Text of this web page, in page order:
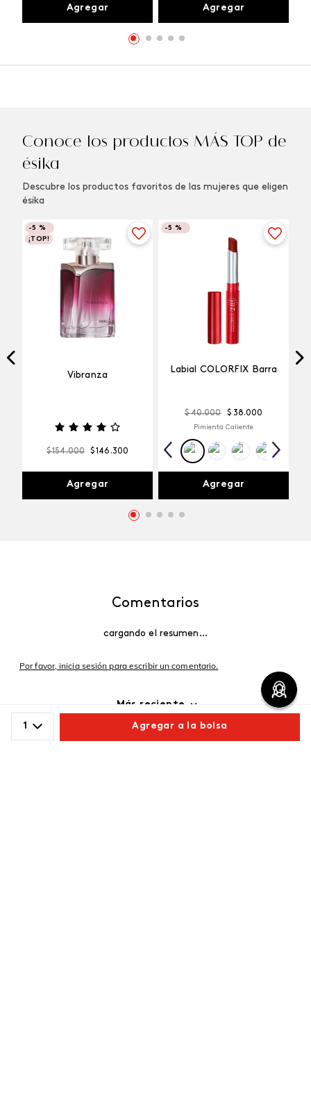
1 Agregar a la bolsa
Agregar Agregar
Conoce los productos MÁS TOP de
ésika
Descubre los productos favoritos de las mujeres que eligen
ésika
-5 %
¡TOP!
Vibranza
$154.000 $146 .300
Agregar
-5 %
Labial COLORFIX Barra
$ 40.000 $ 38.000
Pimienta Caliente
Agregar
Comentarios
cargando el resumen…
Por favor, inicia sesión para escribir un comentario.
Más reciente
Cargando comentarios…